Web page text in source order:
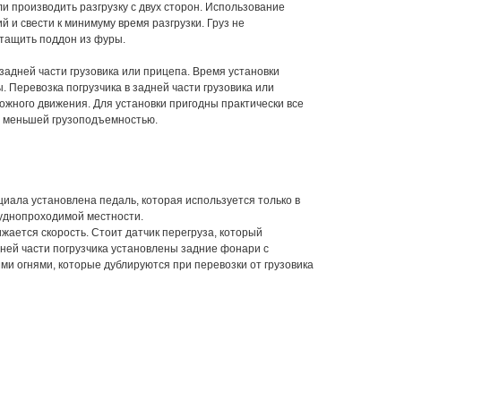
разгрузку с двух сторон. Использование
и свести к минимуму время разгрузки. Груз не
поддон из фуры.
части грузовика или прицепа. Время установки
Перевозка погрузчика в задней части грузовика или
движения. Для установки пригодны практически все
грузоподъемностью.
установлена педаль, которая используется только в
местности.
скорость. Стоит датчик перегруза, который
части погрузчика установлены задние фонари с
огнями, которые дублируются при перевозки от грузовика